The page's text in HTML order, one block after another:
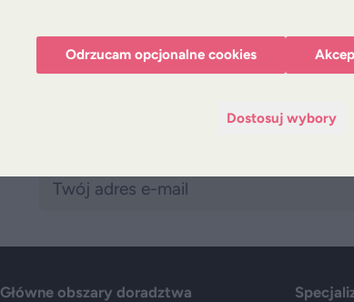
Główne obszary doradztwa
Odrzucam opcjonalne cookies
Dostosuj wybory